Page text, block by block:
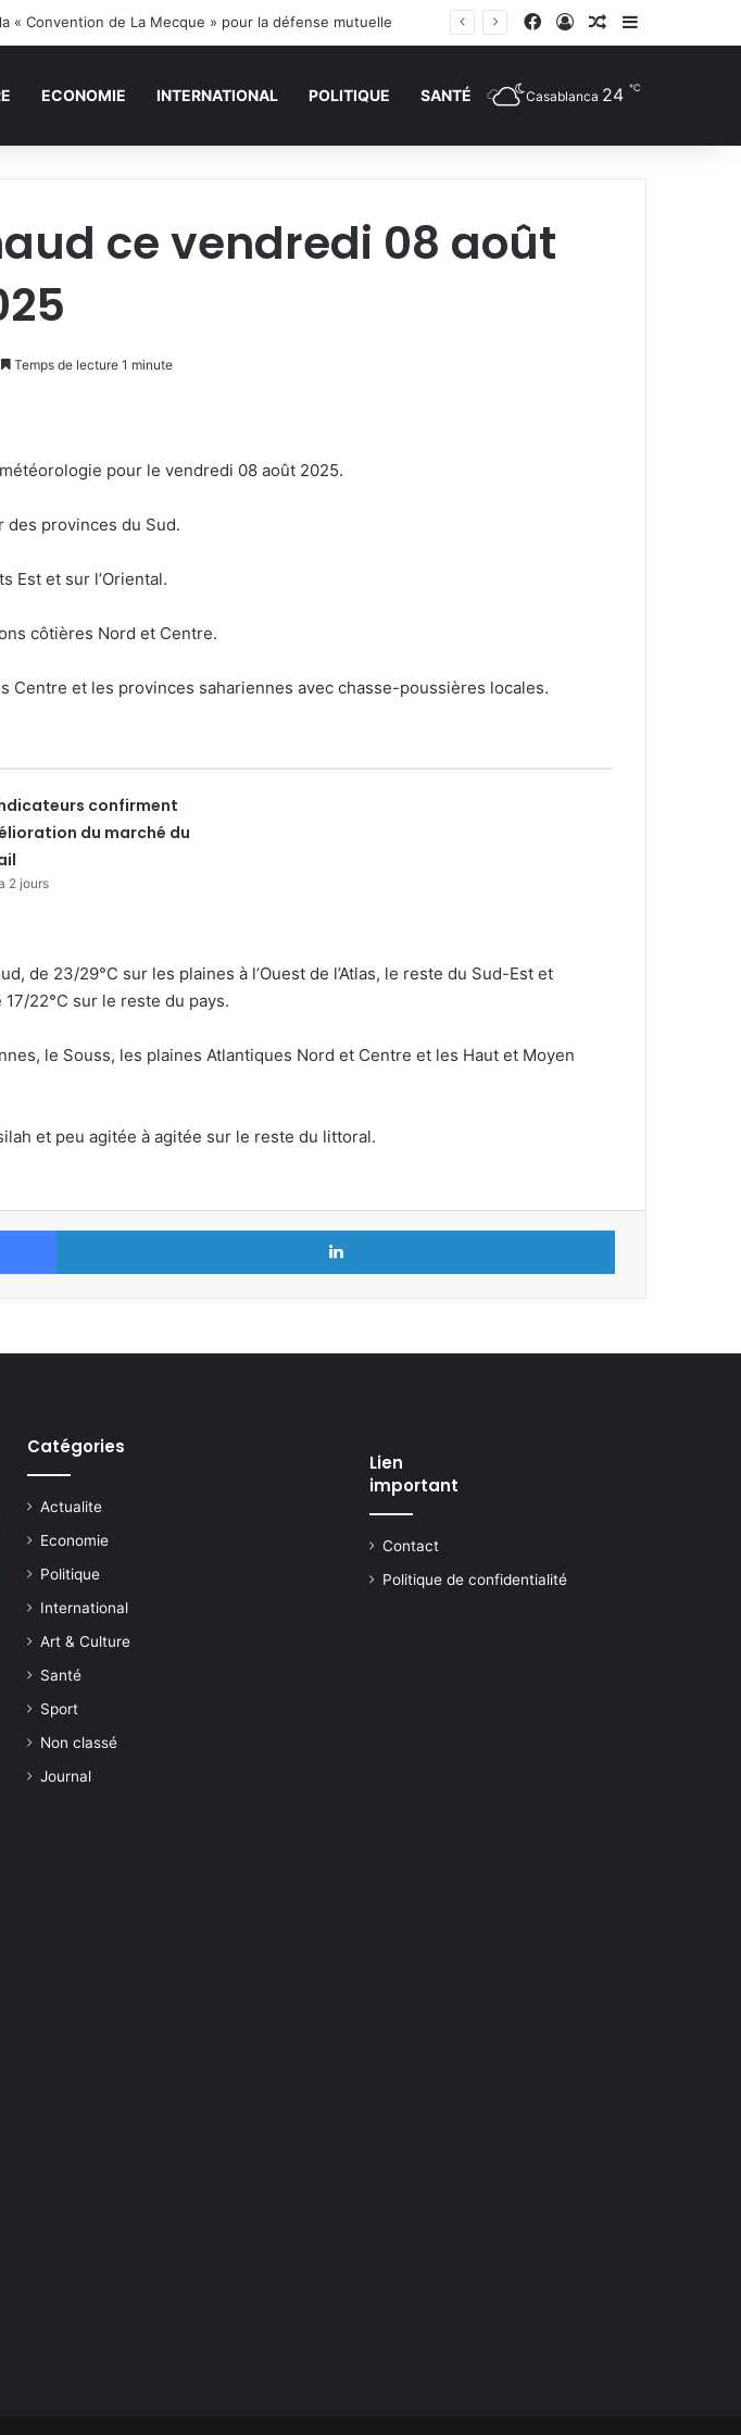
« Convention de La Mecque » pour la défense mutuelle Facebook
Connexion
Article Aléatoire
Sidebar
ECONOMIE INTERNATIONAL POLITIQUE SANTÉ Casablanca 24 ℃
ce vendredi 08 août
Temps de lecture 1 minute
pour le vendredi 08 août 2025.
des provinces du Sud.
Est et sur l’Oriental.
côtières Nord et Centre.
Centre et les provinces sahariennes avec chasse-poussières locales.
confirment
du marché du
2 jours
de 23/29°C sur les plaines à l’Ouest de l’Atlas, le reste du Sud-Est et
22°C sur le reste du pays.
le Souss, les plaines Atlantiques Nord et Centre et les Haut et Moyen
et peu agitée à agitée sur le reste du littoral.
Facebook Linkedin
Catégories
Actualite
Economie
Politique
International
Art & Culture
Santé
Sport
Non classé
Journal
Lien
important
Contact
Politique de confidentialité